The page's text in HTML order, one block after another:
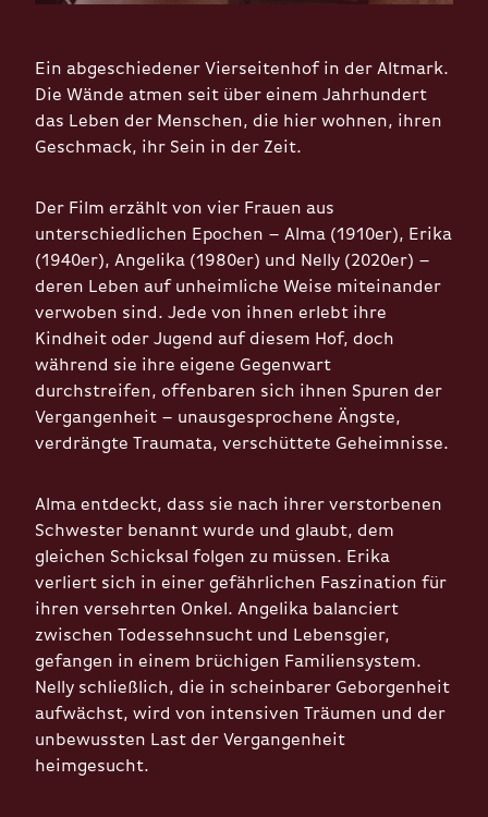
Ein abgeschiedener Vierseitenhof in der Altmark.
Die Wände atmen seit über einem Jahrhundert
das Leben der Menschen, die hier wohnen, ihren
Geschmack, ihr Sein in der Zeit.
Der Film erzählt von vier Frauen aus
unterschiedlichen Epochen – Alma (1910er), Erika
(1940er), Angelika (1980er) und Nelly (2020er) –
deren Leben auf unheimliche Weise miteinander
verwoben sind. Jede von ihnen erlebt ihre
Kindheit oder Jugend auf diesem Hof, doch
während sie ihre eigene Gegenwart
durchstreifen, offenbaren sich ihnen Spuren der
Vergangenheit – unausgesprochene Ängste,
verdrängte Traumata, verschüttete Geheimnisse.
Alma entdeckt, dass sie nach ihrer verstorbenen
Schwester benannt wurde und glaubt, dem
gleichen Schicksal folgen zu müssen. Erika
verliert sich in einer gefährlichen Faszination für
ihren versehrten Onkel. Angelika balanciert
zwischen Todessehnsucht und Lebensgier,
gefangen in einem brüchigen Familiensystem.
Nelly schließlich, die in scheinbarer Geborgenheit
aufwächst, wird von intensiven Träumen und der
unbewussten Last der Vergangenheit
heimgesucht.